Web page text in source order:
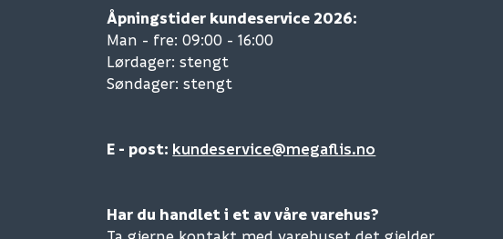
Åpningstider kundeservice 2026:
Man - fre: 09:00 - 16:00
Lørdager: stengt
Søndager: stengt
E - post: kundeservice@megaflis.no
Har du handlet i et av våre varehus?